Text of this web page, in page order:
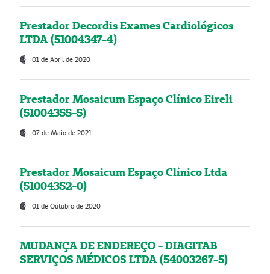
Prestador Decordis Exames Cardiológicos
LTDA (51004347-4)
01 de Abril de 2020
Prestador Mosaicum Espaço Clínico Eireli
(51004355-5)
07 de Maio de 2021
Prestador Mosaicum Espaço Clínico Ltda
(51004352-0)
01 de Outubro de 2020
MUDANÇA DE ENDEREÇO - DIAGITAB
SERVIÇOS MÉDICOS LTDA (54003267-5)